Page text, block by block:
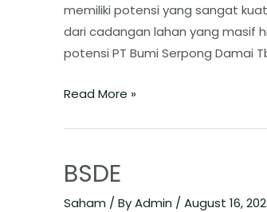
memiliki potensi yang sangat
dari cadangan lahan yang masif
potensi PT Bumi Serpong Damai
Read More »
BSDE
Saham / ByAdmin / August 16,